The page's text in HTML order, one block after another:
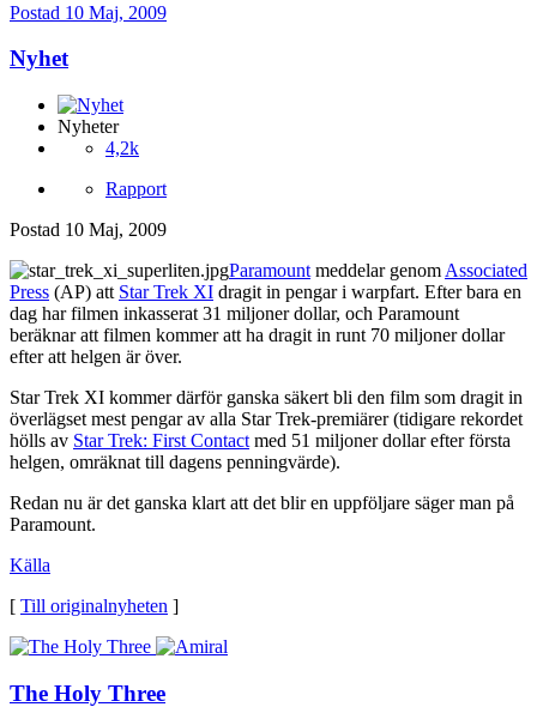
Postad 10 Maj, 2009
Nyhet
Nyheter
4,2k
Rapport
Postad 10 Maj, 2009
Paramount meddelar genom Associated
Press (AP) att Star Trek XI dragit in pengar i warpfart. Efter bara en
dag har filmen inkasserat 31 miljoner dollar, och Paramount
beräknar att filmen kommer att ha dragit in runt 70 miljoner dollar
efter att helgen är över.
Star Trek XI kommer därför ganska säkert bli den film som dragit in
överlägset mest pengar av alla Star Trek-premiärer (tidigare rekordet
hölls av Star Trek: First Contact med 51 miljoner dollar efter första
helgen, omräknat till dagens penningvärde).
Redan nu är det ganska klart att det blir en uppföljare säger man på
Paramount.
Källa
[ Till originalnyheten ]
The Holy Three